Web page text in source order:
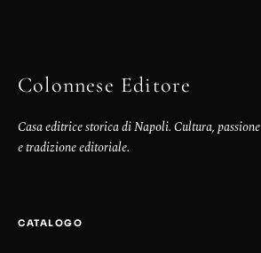
Colonnese Editore
Casa editrice storica di Napoli. Cultura, passione
e tradizione editoriale.
CATALOGO